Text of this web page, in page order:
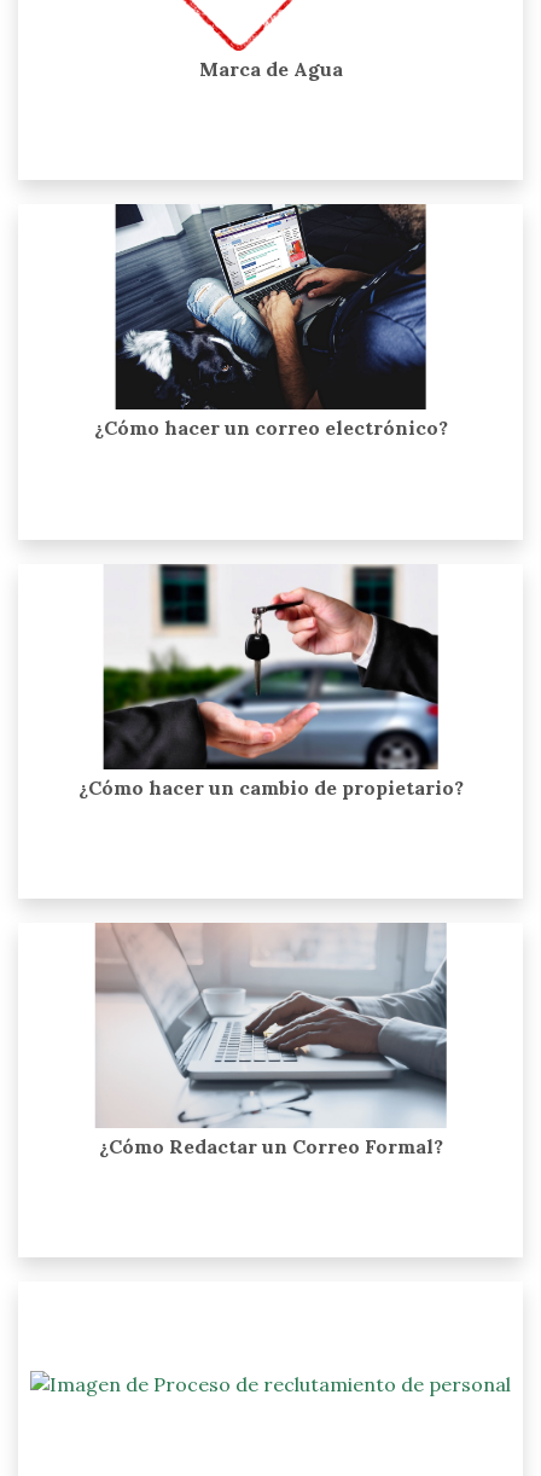
Marca de Agua
¿Cómo hacer un correo electrónico?
¿Cómo hacer un cambio de propietario?
¿Cómo Redactar un Correo Formal?